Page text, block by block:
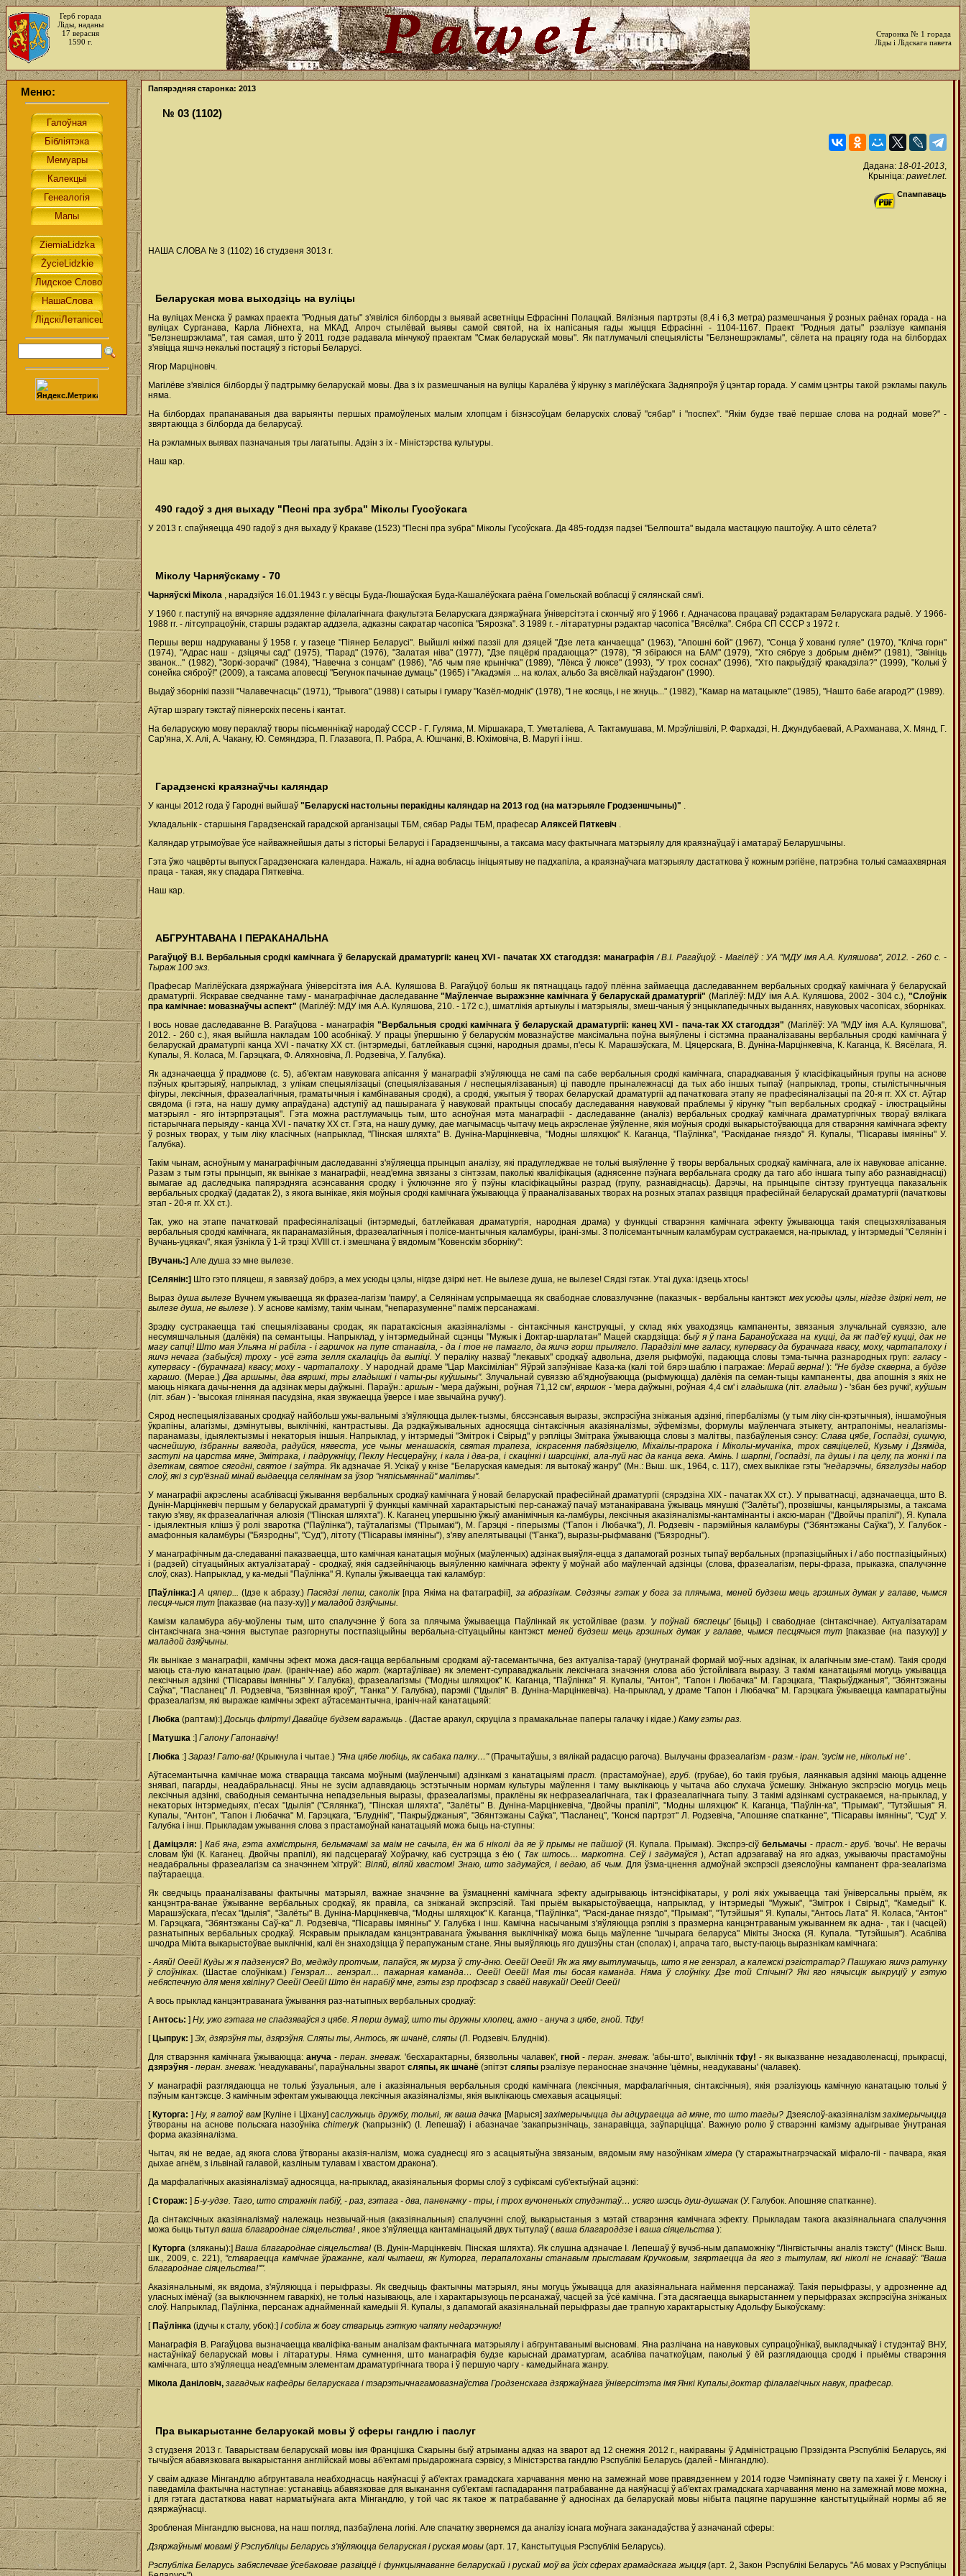
Герб горада
Ліды, наданы
17 верасня
1590 г.
Старонка № 1 горада
Ліды і Лідскага павета
Меню: Папярэдняя старонка: 2013
№ 03 (1102)
Дадана: 18-01-2013,
Крыніца: pawet.net.
Спампаваць
НАША СЛОВА № 3 (1102) 16 студзеня 3013 г.
Беларуская мова выходзіць на вуліцы
На вуліцах Менска ў рамках праекта "Родныя даты" з'явіліся білборды з выявай асветніцы Ефрасінні Полацкай. Вялізныя партрэты (8,4 і 6,3 метра) размешчаныя ў розных раёнах горада - на
вуліцах Сурганава, Карла Лібнехта, на МКАД. Апроч стылёвай выявы самой святой, на іх напісаныя гады жыцця Ефрасінні - 1104-1167. Праект "Родныя даты" рэалізуе кампанія
"Белзнешрэклама", тая самая, што ў 2011 годзе радавала мінчукоў праектам "Смак беларускай мовы". Як патлумачылі спецыялісты "Белзнешрэкламы", сёлета на працягу года на білбордах
з'явіцца яшчэ некалькі постацяў з гісторыі Беларусі.
Ягор Марціновіч.
Магілёве з'явіліся білборды ў падтрымку беларускай мовы. Два з іх размешчаныя на вуліцы Каралёва ў кірунку з магілёўскага Задняпроўя ў цэнтар горада. У самім цэнтры такой рэкламы пакуль
няма.
На білбордах прапанаваныя два варыянты першых прамоўленых малым хлопцам і бізнэсоўцам беларускіх словаў "сябар" і "поспех". "Якім будзе тваё першае слова на роднай мове?" -
звяртаюцца з білборда да беларусаў.
На рэкламных выявах пазначаныя тры лагатыпы. Адзін з іх - Міністэрства культуры.
Наш кар.
490 гадоў з дня выхаду "Песні пра зубра" Міколы Гусоўскага
У 2013 г. спаўняецца 490 гадоў з дня выхаду ў Кракаве (1523) "Песні пра зубра" Міколы Гусоўскага. Да 485-годдзя падзеі "Белпошта" выдала мастацкую паштоўку. А што сёлета?
Міколу Чарняўскаму - 70
Чарняўскі Мікола , нарадзіўся 16.01.1943 г. у вёсцы Буда-Люшаўская Буда-Кашалёўскага раёна Гомельскай вобласці ў сялянскай сям'і.
У 1960 г. паступіў на вячэрняе аддзяленне філалагічнага факультэта Беларускага дзяржаўнага ўніверсітэта і скончыў яго ў 1966 г. Адначасова працаваў рэдактарам Беларускага радыё. У 1966-
1988 гг. - літсупрацоўнік, старшы рэдактар аддзела, адказны сакратар часопіса "Бярозка". З 1989 г. - літаратурны рэдактар часопіса "Вясёлка". Сябра СП СССР з 1972 г.
Першы верш надрукаваны ў 1958 г. у газеце "Піянер Беларусі". Выйшлі кніжкі паэзіі для дзяцей "Дзе лета канчаецца" (1963), "Апошні бой" (1967), "Сонца ў хованкі гуляе" (1970), "Кліча горн"
(1974), "Адрас наш - дзіцячы сад" (1975), "Парад" (1976), "Залатая ніва" (1977), "Дзе пяцёркі прадаюцца?" (1978), "Я збіраюся на БАМ" (1979), "Хто сябруе з добрым днём?" (1981), "Звініць
званок..." (1982), "Зоркі-зорачкі" (1984), "Навечна з сонцам" (1986), "Аб чым пяе крынічка" (1989), "Лёкса ў люксе" (1993), "У трох соснах" (1996), "Хто пакрыўдзіў кракадзіла?" (1999), "Колькі ў
сонейка сяброў!" (2009), а таксама аповесці "Бегунок пачынае думаць" (1965) і "Акадэмія ... на колах, альбо За вясёлкай наўздагон" (1990).
Выдаў зборнікі паэзіі "Чалавечнасць" (1971), "Трывога" (1988) і сатыры і гумару "Казёл-моднік" (1978), "І не косяць, і не жнуць..." (1982), "Камар на матацыкле" (1985), "Нашто бабе агарод?" (1989).
Аўтар шэрагу тэкстаў піянерскіх песень і кантат.
На беларускую мову пераклаў творы пісьменнікаў народаў СССР - Г. Гуляма, М. Міршакара, Т. Уметаліева, А. Тактамушава, М. Мрэўлішвілі, Р. Фархадзі, Н. Джундубаевай, А.Рахманава, Х. Мянд, Г.
Сар'яна, Х. Алі, А. Чакану, Ю. Семяндэра, П. Глазавога, П. Рабра, А. Юшчанкі, В. Юхімовіча, В. Маругі і інш.
Гарадзенскі краязнаўчы каляндар
У канцы 2012 года ў Гародні выйшаў "Беларускі настольны перакідны каляндар на 2013 год (на матэрыяле Гродзеншчыны)" .
Укладальнік - старшыня Гарадзенскай гарадской арганізацыі ТБМ, сябар Рады ТБМ, прафесар Аляксей Пяткевіч .
Каляндар утрымоўвае ўсе найважнейшыя даты з гісторыі Беларусі і Гарадзеншчыны, а таксама масу фактычнага матэрыялу для краязнаўцаў і аматараў Беларушчыны.
Гэта ўжо чацвёрты выпуск Гарадзенскага календара. Нажаль, ні адна вобласць ініцыятыву не падхапіла, а краязнаўчага матэрыялу дастаткова ў кожным рэгіёне, патрэбна толькі самаахвярная
праца - такая, як у спадара Пяткевіча.
Наш кар.
АБГРУНТАВАНА І ПЕРАКАНАЛЬНА
Рагаўцоў В.І. Вербальныя сродкі камічнага ў беларускай драматургіі: канец ХVІ - пачатак ХХ стагоддзя: манаграфія/ В.І. Рагаўцоў. - Магілёў : УА "МДУ імя А.А. Куляшова", 2012. - 260 с. -
Тыраж 100 экз.
Прафесар Магілёўскага дзяржаўнага ўніверсітэта імя А.А. Куляшова В. Рагаўцоў больш як пятнаццаць гадоў плённа займаецца даследаваннем вербальных сродкаў камічнага ў беларускай
драматургіі. Яскравае сведчанне таму - манаграфічнае даследаванне"Маўленчае выражэнне камічнага ў беларускай драматургіі" (Магілёў: МДУ імя А.А. Куляшова, 2002 - 304 с.),"Слоўнік
пра камічнае: мовазнаўчы аспект" (Магілёў: МДУ імя А.А. Куляшова, 210. - 172 с.), шматлікія артыкулы і матэрыялы, змеш-чаныя ў энцыклапедычных выданнях, навуковых часопісах, зборніках.
І вось новае даследаванне В. Рагаўцова - манаграфія"Вербальныя сродкі камічнага ў беларускай драматургіі: канец ХVІ - пача-так ХХ стагоддзя" (Магілёў: УА "МДУ імя А.А. Куляшова",
2012. - 260 с.), якая выйшла накладам 100 асобнікаў. У працы ўпершыню ў беларускім мовазнаўстве максімальна поўна выяўлены і сістэмна прааналізаваны вербальныя сродкі камічнага ў
беларускай драматургіі канца ХVІ - пачатку ХХ ст. (інтэрмедыі, батлейкавыя сцэнкі, народныя драмы, п'есы К. Марашэўскага, М. Цяцерскага, В. Дуніна-Марцінкевіча, К. Каганца, К. Вясёлага, Я.
Купалы, Я. Коласа, М. Гарэцкага, Ф. Аляхновіча, Л. Родзевіча, У. Галубка).
Як адзначаецца ў прадмове (с. 5), аб'ектам навуковага апісання ў манаграфіі з'яўляюцца не самі па сабе вербальныя сродкі камічнага, спарадкаваныя ў класіфікацыйныя групы на аснове
пэўных крытэрыяў, напрыклад, з улікам спецыялізацыі (спецыялізаваныя / неспецыялізаваныя) ці паводле прыналежнасці да тых або іншых тыпаў (напрыклад, тропы, стылістычнычныя
фігуры, лексічныя, фразеалагічныя, граматычныя і камбінаваныя сродкі), а сродкі, ужытыя ў творах беларускай драматургіі ад пачатковага этапу яе прафесіяналізацыі па 20-я гг. ХХ ст. Аўтар
свядома (і гэта, на нашу думку апраўдана) адступіў ад пашыранага ў навуковай практыцы спосабу даследавання навуковай праблемы ў кірунку "тып вербальных сродкаў - ілюстрацыйны
матэрыял - яго інтэрпрэтацыя". Гэта можна растлумачыць тым, што асноўная мэта манаграфіі - даследаванне (аналіз) вербальных сродкаў камічнага драматургічных твораў вялікага
гістарычнага перыяду - канца ХVІ - пачатку ХХ ст. Гэта, на нашу думку, дае магчымасць чытачу мець акрэсленае ўяўленне, якія моўныя сродкі выкарыстоўваюцца для стварэння камічнага эфекту
ў розных творах, у тым ліку класічных (напрыклад, "Пінская шляхта" В. Дуніна-Марцінкевіча, "Модны шляхцюк" К. Каганца, "Паўлінка", "Раскіданае гняздо" Я. Купалы, "Пісаравы імяніны" У.
Галубка).
Такім чынам, асноўным у манаграфічным даследаванні з'яўляецца прынцып аналізу, які прадугледжвае не толькі выяўленне ў творы вербальных сродкаў камічнага, але іх навуковае апісанне.
Разам з тым гэты прынцып, як вынікае з манаграфіі, неад'емна звязаны з сінтэзам, паколькі кваліфікацыя (аднясенне пэўнага вербальнага сродку да таго або іншага тыпу або разнавіднасці)
вымагае ад даследчыка папярэдняга асэнсавання сродку і ўключэнне яго ў пэўны класіфікацыйны разрад (групу, разнавіднасць). Дарэчы, на прынцыпе сінтэзу грунтуецца паказальнік
вербальных сродкаў (дадатак 2), з якога вынікае, якія моўныя сродкі камічнага ўжываюцца ў прааналізаваных творах на розных этапах развіцця прафесійнай беларускай драматургіі (пачатковы
этап - 20-я гг. ХХ ст.).
Так, ужо на этапе пачатковай прафесіяналізацыі (інтэрмедыі, батлейкавая драматургія, народная драма) у функцыі стварэння камічнага эфекту ўжываюцца такія спецызхялізаваныя
вербальныя сродкі камічнага, як паранамазійныя, фразеалагічныя і полісе-мантычныя каламбуры, ірані-змы. З полісемантычным каламбурам сустракаемся, на-прыклад, у інтэрмедыі "Селянін і
Вучань-уцякач", якая ўзнікла ў 1-й трэці ХVІІІ ст. і змешчана ў вядомым "Ковенскім зборніку":
[Вучань:] Але душа зэ мне вылезе.
[Селянін:] Што гэто пляцеш, я завязаў добрэ, а мех усюды цэлы, нігдзе дзіркі нет. Не вылезе душа, не вылезе! Сядзі гэтак. Утаі духа: ідзець хтось!
Выраз душа вылезе Вучнем ужываецца як фразеа-лагізм 'памру', а Селянінам успрымаецца як свабоднае словазлучэнне (паказчык - вербальны кантэкст мех усюды цэлы, нігдзе дзіркі нет, не
вылезе душа, не вылезе ). У аснове камізму, такім чынам, "непаразуменне" паміж персанажамі.
Зрэдку сустракаецца такі спецыялізаваны сродак, як паратаксісныя аказіяналізмы - сінтаксічныя канструкцыі, у склад якіх уваходзяць кампаненты, звязаныя злучальнай сувяззю, але
несумяшчальныя (далёкія) па семантыцы. Напрыклад, у інтэрмедыйнай сцэнцы "Мужык і Доктар-шарлатан" Мацей скардзіцца:быў я ў пана Бараноўскага на куцці, да як пад'еў куцці, дак не
магу сапці! Што мая Ульяна ні рабіла - і гаршчок на пупе станавіла, - да і тое не памагло, да яшчэ горш прылягло. Парадзілі мне галасу, купервасу да бурачнага квасу, моху, чартапалоху і
яшчэ нечага (забыўся) троху - усё гэта зелля скалаціць да выпіці. У пераліку назваў "лекавых" сродкаў адвольна, дзеля рыфмоўкі, падаюцца словы тэма-тычна разнародных груп: галасу -
купервасу - (бурачнага) квасу; моху - чартапалоху . У народнай драме "Цар Максіміліан" Яўрэй запэўнівае Каза-ка (калі той бярэ шаблю і пагражае: Мерай верна!): "Не будзе скверна, а будзе
харашо. (Мерае.)Два аршыны, два вяршкі, тры гладышкі і чаты-ры куўшыны". Злучальнай сувяззю аб'ядноўваюцца (рыфмуюцца) далёкія па семан-тыцы кампаненты, два апошнія з якіх не
маюць ніякага дачы-нення да адзінак меры даўжыні. Параўн.: аршын- 'мера даўжыні, роўная 71,12 см',вяршок - 'мера даўжыні, роўная 4,4 см' ігладышка(літ. гладыш ) - 'збан без ручкі',куўшын
(літ. збан ) - 'высокая гліняная пасудзіна, якая звужаецца ўверсе і мае звычайна ручку').
Сярод неспецыялізаваных сродкаў найбольш ужы-вальнымі з'яўляюцца дылек-тызмы, бяссэнсавыя выразы, экспрэсіўна зніжаныя адзінкі, гіпербалізмы (у тым ліку сін-крэтычныя), іншамоўныя
ўкрапіны, алагізмы, дэмінутывы, выклічнікі, кантрастывы. Да рэдкаўжывальных адносяцца сінтаксічныя аказіяналізмы, эўфемізмы, формулы маўленчага этыкету, антрапонімы, неалагізмы-
паранамазы, ідыялектызмы і некаторыя іншыя. Напрыклад, у інтэрмедыі "Змітрок і Свірыд" у рэпліцы Змітрака ўжываюцца словы з малітвы, пазбаўленыя сэнсу:Слава цябе, Госпадзі, сушчую,
часнейшую, ізбранны ваявода, радуйся, нявеста, усе чыны менашаскія, святая трапеза, іскрасення пабядзіцелю, Міхаілы-прарока і Міколы-мучаніка, трох свяціцелей, Кузьму і Дзяміда,
заступі на царства мяне, Змітрака, і падружніцу, Пеклу Несцераўну, і кала і два-ра, і скацінкі і шарсцінкі, ала-луй нас да канца века. Амінь. І шарпні, Госпадзі, па душы і па целу, па жонкі і па
дзеткам, святое сягодні, святое і заўтра. Як адзначае Я. Усікаў у кнізе "Беларуская камедыя: ля вытокаў жанру" (Мн.: Выш. шк., 1964, с. 117), смех выклікае гэты "недарэчны, бязглузды набор
слоў, які з сур'ёзнай мінай выдаецца селянінам за ўзор "няпісьмяннай" малітвы".
У манаграфіі акрэслены асаблівасці ўжывання вербальных сродкаў камічнага ў новай беларускай прафесійнай драматургіі (сярэдзіна ХІХ - пачатак ХХ ст.). У прыватнасці, адзначаецца, што В.
Дунін-Марцінкевіч першым у беларускай драматургіі ў функцыі камічнай характарыстыкі пер-санажаў пачаў мэтанакіравана ўжываць мянушкі ("Залёты"), прозвішчы, канцылярызмы, а таксама
такую з'яву, як фразеалагічная алюзія ("Пінская шляхта"). К. Каганец упершыню ўжыў аманімічныя ка-ламбуры, лексічныя аказіяналізмы-кантамінанты і аксю-маран ("Двойчы прапілі"), Я. Купала
- ідыялектныя клішэ ў ролі зваротка ("Паўлінка"), таўталагізмы ("Прымакі"), М. Гарэцкі - гіперызмы ("Гапон і Любачка"), Л. Родзевіч - парэмійныя каламбуры ("Збянтэжаны Саўка"), У. Галубок -
амафонныя каламбуры ("Бязродны", "Суд"), літоту ("Пісаравы імяніны"), з'яву апелятывацыі ("Ганка"), выразы-рыфмаванкі ("Бязродны").
У манаграфічным да-следаванні паказваецца, што камічная канатацыя моўных (маўленчых) адзінак выяўля-ецца з дапамогай розных тыпаў вербальных (прэпазіцыйных і / або постпазіцыйных)
і (радзей) сітуацыйных актуалізатараў - сродкаў, якія садзейнічаюць выяўленню камічнага эфекту ў моўнай або маўленчай адзінцы (слова, фразеалагізм, перы-фраза, прыказка, спалучэнне
слоў, сказ). Напрыклад, у ка-медыі "Паўлінка" Я. Купалы ўжываецца такі каламбур:
[Паўлінка:]А цяпер...(Ідзе к абразу.)Пасядзі лепш, саколік [пра Якіма на фатаграфіі], за абразікам. Седзячы гэтак у бога за плячыма, меней будзеш мець грэшных думак у галаве, чымся
песця-чыся тут [паказвае (на пазу-ху)] у маладой дзяўчыны.
Камізм каламбура абу-моўлены тым, што спалучэнне ў бога за плячыма ўжываецца Паўлінкай як устойлівае (разм. 'у поўнай бяспецы' [быць]) і свабоднае (сінтаксічнае). Актуалізатарам
сінтаксічнага зна-чэння выступае разгорнуты постпазіцыйны вербальна-сітуацыйны кантэкстменей будзеш мець грэшных думак у галаве, чымся песцячыся тут [паказвае (на пазуху)]у
маладой дзяўчыны.
Як вынікае з манаграфіі, камічны эфект можа дася-гацца вербальнымі сродкамі аў-тасемантычна, без актуаліза-тараў (унутранай формай моў-ных адзінак, іх алагічным зме-стам). Такія сродкі
маюць ста-лую канатацыюіран. (іраніч-нае) абожарт.(жартаўлівае) як элемент-суправаджальнік лексічнага значэння слова або ўстойлівага выразу. З такімі канатацыямі могуць ужывацца
лексічныя адзінкі ("Пісаравы імяніны" У. Галубка), фразеалагізмы ("Модны шляхцюк" К. Каганца, "Паўлінка" Я. Купалы, "Антон", "Гапон і Любачка" М. Гарэцкага, "Пакрыўджаныя", "Збянтэжаны
Саўка", "Пасланец" Л. Родзевіча, "Бязвінная кроў", "Ганка" У. Галубка), парэміі ("Ідылія" В. Дуніна-Марцінкевіча). На-прыклад, у драме "Гапон і Любачка" М. Гарэцкага ўжываецца кампаратыўны
фразеалагізм, які выражае камічны эфект аўтасемантычна, іраніч-най канатацыяй:
[Любка (раптам):]Досыць флірту! Давайце будзем варажыць . (Дастае аракул, скруціла з прамакальнае паперы галачку і кідае.) Каму гэты раз.
[ Матушка :] Гапону Гапонавічу!
[Любка :] Зараз! Гато-ва!(Крыкнула і чытае.) "Яна цябе любіць, як сабака палку…"(Прачытаўшы, з вялікай радасцю рагоча). Вылучаны фразеалагізм - разм.- іран. 'зусім не, ніколькі не' .
Аўтасемантычна камічнае можа стварацца таксама моўнымі (маўленчымі) адзінкамі з канатацыямі праст. (прастамоўнае), груб. (грубае), бо такія грубыя, лаянкавыя адзінкі маюць адценне
знявагі, пагарды, неадабральнасці. Яны не зусім адпавядаюць эстэтычным нормам культуры маўлення і таму выклікаюць у чытача або слухача ўсмешку. Зніжаную экспрэсію могуць мець
лексічныя адзінкі, свабодныя семантычна непадзельныя выразы, фразеалагізмы, праклёны як нефразеалагічнага, так і фразеалагічнага тыпу. З такімі адзінкамі сустракаемся, на-прыклад, у
некаторых інтэрмедыях, п'есах "Ідылія" ("Сялянка"), "Пінская шляхта", "Залёты" В. Дуніна-Марцінкевіча, "Двойчы прапілі", "Модны шляхцюк" К. Каганца, "Паўлін-ка", "Прымакі", "Тутэйшыя" Я.
Купалы, "Антон", "Гапон і Любачка" М. Гарэцкага, "Блуднікі", "Пакрыўджаныя", "Збянтэжаны Саўка", "Пасланец", "Конскі партрэт" Л. Родзевіча, "Апошняе спатканне", "Пісаравы імяніны", "Суд" У.
Галубка і інш. Прыкладам ужывання слова з прастамоўнай канатацыяй можа быць на-ступны:
[Даміцэля:]Каб яна, гэта ахмістрыня, бельмачамі за маім не сачыла, ён жа б ніколі да яе ў прымы не пайшоў(Я. Купала. Прымакі). Экспрэ-сіўбельмачы - праст.- груб. 'вочы'. Не верачы
словам Іўкі (К. Каганец. Двойчы прапілі), які падсцерагаў Хоўрачку, каб сустрэцца з ёю ( Так штось… маркотна. Сеў і задумаўся ), Астап адрэагаваў на яго адказ, ужываючы прастамоўны
неадабральны фразеалагізм са значэннем 'хітруй': Віляй, віляй хвастом! Знаю, што задумаўся, і ведаю, аб чым.Для ўзма-цнення адмоўнай экспрэсіі дзеяслоўны кампанент фра-зеалагізма
паўтараецца.
Як сведчыць прааналізаваны фактычны матэрыял, важнае значэнне ва ўзмацненні камічнага эфекту адыгрываюць інтэнсіфікатары, у ролі якіх ужываецца такі ўніверсальны прыём, як
канцэнтра-ванае ўжыванне вербальных сродкаў, як правіла, са зніжанай экспрэсіяй. Такі прыём выкарыстоўваецца, напрыклад, у інтэрмедыі "Мужык", "Змітрок і Свірыд", "Камедыі" К.
Марашэўскага, п'есах "Ідылія", "Залёты" В. Дуніна-Марцінкевіча, "Модны шляхцюк" К. Каганца, "Паўлінка", "Раскі-данае гняздо", "Прымакі", "Тутэйшыя" Я. Купалы, "Антось Лата" Я. Коласа, "Антон"
М. Гарэцкага, "Збянтэжаны Саў-ка" Л. Родзевіча, "Пісаравы імяніны" У. Галубка і інш. Камічна насычанымі з'яўляюцца рэплікі з празмерна канцэнтраваным ужываннем як адна- , так і (часцей)
разнатыпных вербальных сродкаў. Яскравым прыкладам канцэнтраванага ўжывання выклічнікаў можа быць маўленне "шчырага беларуса" Мікіты Зноска (Я. Купала. "Тутэйшыя"). Асабліва
шчодра Мікіта выкарыстоўвае выклічнікі, калі ён знаходзіцца ў перапужаным стане. Яны выяўляюць яго душэўны стан (сполах) і, апрача таго, высту-паюць выразнікам камічнага:
- Аяяй! Оеей! Куды ж я падзенуся? Во, меджду протчым, папаўся, як мурза ў сту-дню. Оеей! Оеей! Як жа яму вытлумачыць, што я не генэрал, а калежскі рэгістратар? Пашукаю яшчэ ратунку
ў слоўніках. (Шастае слоўнікам.) Генэрал… генэрал… пажарная каманда… Оеей! Оеей! Мая ты босая каманда. Няма ў слоўніку. Дзе той Спічыні? Які яго нячысцік выкруціў у гэтую
небяспечную для меня хвіліну? Оеей! Оеей! Што ён нарабіў мне, гэты гэр профэсар з сваёй навукай! Оеей! Оеей!
А вось прыклад канцэнтраванага ўжывання раз-натыпных вербальных сродкаў:
[Антось: ] Ну, ужо гэтага не спадзяваўся з цябе. Я перш думаў, што ты дружны хлопец, ажно - ануча з цябе, гной. Тфу!
[ Цыпрук: ] Эх, дзярэўня ты, дзярэўня. Сляпы ты, Антось, як шчанё, сляпы (Л. Родзевіч. Блуднікі).
Для стварэння камічнага ўжываюцца: ануча - перан. зневаж. 'бесхарактарны, бязвольны чалавек', гной - перан. зневаж. 'абы-што', выклічнік тфу! - як выказванне незадаволенасці, прыкрасці,
дзярэўня - перан. зневаж. 'неадукаваны', параўнальны зварот сляпы, як шчанё (эпітэт сляпы рэалізуе пераноснае значэнне 'цёмны, неадукаваны' (чалавек).
У манаграфіі разглядаюцца не толькі ўзуальныя, але і аказіянальныя вербальныя сродкі камічнага (лексічныя, марфалагічныя, сінтаксічныя), якія рэалізуюць камічную канатацыю толькі ў
пэўным кантэксце. З камічным эфектам ужываюцца лексічныя аказіяналізмы, якія выклікаюць смехавыя асацыяцыі:
[ Куторга: ]Ну, я гатоў вам [Куліне і Ціхану]саслужыць дружбу, толькі, як ваша дачка [Марыся]захімерычыцца ды адцураецца ад мяне, то што тагды? Дзеяслоў-аказіяналізмзахімерычыцца
ўтвораны на аснове польскага назоўнікаchimeryk('капрызнік') (І. Лепешаў) і абазначае 'закапрызнічаць, занаравіцца, заўпарціцца'. Важную ролю ў стварэнні камізму адыгрывае ўнутраная
форма аказіяналізма.
Чытач, які не ведае, ад якога слова ўтвораны аказія-налізм, можа суаднесці яго з асацыятыўна звязаным, вядомым яму назоўнікамхімера('у старажытнагрэчаскай міфало-гіі - пачвара, якая
дыхае агнём, з ільвінай галавой, казліным тулавам і хвастом дракона').
Да марфалагічных аказіяналізмаў адносяцца, на-прыклад, аказіянальныя формы слоў з суфіксамі суб'ектыўнай ацэнкі:
[Стораж: ] Б-у-удзе. Таго, што стражнік пабіў, - раз, гэтага - два, паненачку - тры, і трох вучоненькіх студэнтаў… усяго шэсць душ-душачак (У. Галубок. Апошняе спатканне).
Да сінтаксічных аказіяналізмаў належаць незвычай-ныя (аказіянальныя) спалучэнні слоў, выкарыстаныя з мэтай стварэння камічнага эфекту. Прыкладам такога аказіянальнага спалучэння
можа быць тытул ваша благароднае сіяцельства! , якое з'яўляецца кантамінацыяй двух тытулаў ( ваша благароддзе і ваша сіяцельства ):
[ Куторга (зляканы):]Ваша благароднае сіяцельства! (В. Дунін-Марцінкевіч. Пінская шляхта). Як слушна адзначае І. Лепешаў ў вучэб-ным дапаможніку "Лінгвістычны аналіз тэксту" (Мінск: Выш.
шк., 2009, с. 221), "ствараецца камічнае ўражанне, калі чытаеш, як Куторга, перапалоханы станавым прыставам Кручковым, звяртаецца да яго з тытулам, які ніколі не існаваў: "Ваша
благароднае сіяцельства!"".
Аказіянальнымі, як вядома, з'яўляюцца і перыфразы. Як сведчыць фактычны матэрыял, яны могуць ўжывацца для аказіянальнага наймення персанажаў. Такія перыфразы, у адрозненне ад
уласных імёнаў (за выключэннем гаваркіх), не толькі называюць, але і характарызуюць персанажаў, часцей за ўсё камічна. Гэта дасягаецца выкарыстаннем у перыфразах экспрэсіўна зніжаных
слоў. Напрыклад, Паўлінка, персанаж аднайменнай камедыіі Я. Купалы, з дапамогай аказіянальнай перыфразы дае трапную характарыстыку Адольфу Быкоўскаму:
[ Паўлінка (ідучы к сталу, убок):] І собіла ж богу стварыць гэткую чапялу недарэчную!
Манаграфія В. Рагаўцова вызначаецца кваліфіка-ваным аналізам фактычнага матэрыялу і абгрунтаванымі высновамі. Яна разлічана на навуковых супрацоўнікаў, выкладчыкаў і студэнтаў ВНУ,
настаўнікаў беларускай мовы і літаратуры. Няма сумнення, што манаграфія будзе карыснай драматургам, асабліва пачаткоўцам, паколькі ў ёй разглядаюцца сродкі і прыёмы стварэння
камічнага, што з'яўляецца неад'емным элементам драматургічнага твора і ў першую чаргу - камедыйнага жанру.
Мікола Даніловіч, загадчык кафедры беларускага і тэарэтычнагамовазнаўства Гродзенскага дзяржаўнага ўніверсітэта імя Янкі Купалы,доктар філалагічных навук, прафесар.
Пра выкарыстанне беларускай мовы ў сферы гандлю і паслуг
3 студзеня 2013 г. Таварыствам беларускай мовы імя Францішка Скарыны быў атрыманы адказ на зварот ад 12 снежня 2012 г., накіраваны ў Адміністрацыю Прэзідэнта Рэспублікі Беларусь, які
тычыўся абавязковага выкарыстання англійскай мовы аб'ектамі прыдарожнага сэрвісу, з Міністэрства гандлю Рэспублікі Беларусь (далей - Мінгандлю).
У сваім адказе Мінгандлю абгрунтавала неабходнасць наяўнасці ў аб'ектах грамадскага харчавання меню на замежнай мове правядзеннем у 2014 годзе Чэмпіянату свету па хакеі ў г. Менску і
паведаміла фактычна наступнае: устанавіць абавязковае для выканання суб'ектамі гаспадарання патрабаванне да наяўнасці ў аб'ектах грамадскага харчавання меню на замежнай мове можна,
і для гэтага дастаткова нават нарматыўнага акта Мінгандлю, у той час як такое ж патрабаванне ў адносінах да беларускай мовы нібыта пацягне парушэнне канстытуцыйнай нормы аб яе
дзяржаўнасці.
Зробленая Мінгандлю выснова, на наш погляд, пазбаўлена логікі. Але спачатку звернемся да аналізу існага моўнага заканадаўства ў азначанай сферы:
Дзяржаўнымі мовамі ў Рэспубліцы Беларусь з'яўляюцца беларуская і руская мовы (арт. 17, Канстытуцыя Рэспублікі Беларусь).
Рэспублiка Беларусь забяспечвае ўсебаковае развiццё i функцыянаванне беларускай i рускай моў ва ўсiх сферах грамадскага жыцця(арт. 2, Закон Рэспублікі Беларусь "Аб мовах у Рэспубліцы